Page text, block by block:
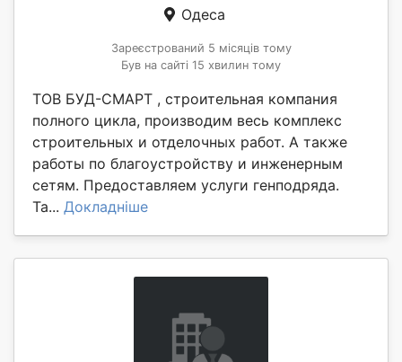
Одеса
Зареєстрований 5 місяців тому
Був на сайті 15 хвилин тому
ТОВ БУД-СМАРТ , строительная компания
полного цикла, производим весь комплекс
строительных и отделочных работ. А также
работы по благоустройству и инженерным
сетям. Предоставляем услуги генподряда.
Та... Докладніше